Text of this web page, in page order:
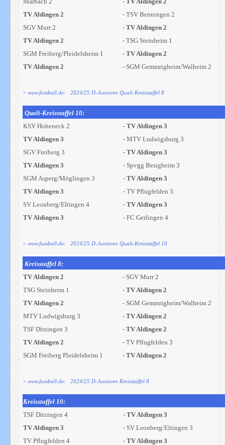
TV Aldingen 2
- TSV Benningen 2
SGV Murr 2
-TV Aldingen 2
TV Aldingen 2
- TSG Steinheim 1
SGM Freiberg/Pleidelsheim 1
-TV Aldingen 2
TV Aldingen 2
- SGM Gemmrigheim/Walheim 2
> www.fussball.de: 2024/25 D-Junioren Quali-Kreisstaffel 8
Quali-Kreisstaffel 10:
KSV Hoheneck 2
-TV Aldingen 3
TV Aldingen 3
- MTV Ludwigsburg 3
SGV Freiberg 3
-TV Aldingen 3
TV Aldingen 3
- Spvgg Besigheim 3
SGM Asperg/Möglingen 3
-TV Aldingen 3
TV Aldingen 3
- TV Pflugfelden 3
SV Leonberg/Eltingen 4
-TV Aldingen 3
TV Aldingen 3
- FC Gerlingen 4
> www.fussball.de: 2024/25 D-Junioren Quali-Kreisstaffel 10
Kreisstaffel 8:
TV Aldingen 2
- SGV Murr 2
TSG Steinheim 1
-TV Aldingen 2
TV Aldingen 2
- SGM Gemmrigheim/Walheim 2
MTV Ludwigsburg 3
-TV Aldingen 2
TSF Ditzingen 3
-TV Aldingen 2
TV Aldingen 2
- TV Pflugfelden 3
SGM Freiberg Pleidelsheim 1
-TV Aldingen 2
> www.fussball.de: 2024/25 D-Junioren Kreisstaffel 8
Kreisstaffel 10:
TSF Ditzingen 4
-TV Aldingen 3
TV Aldingen 3
- SV Leonberg/Eltingen 3
TV Pflugfelden 4
-TV Aldingen 3